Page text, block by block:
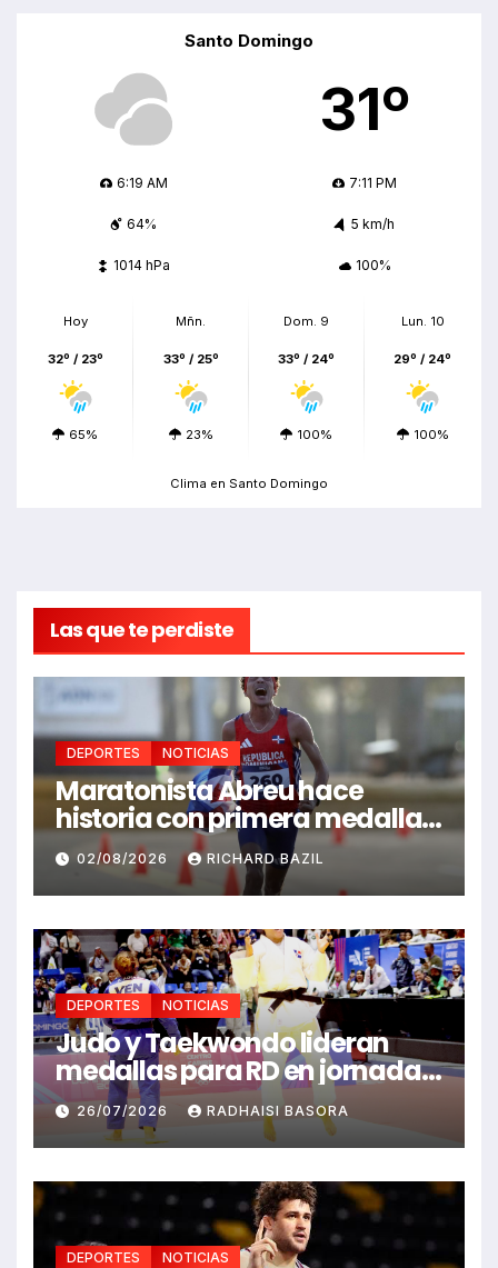
Santo Domingo
31º
6:19 AM 7:11 PM
64% 5 km/h
1014 hPa 100%
Hoy
32º / 23º
65%
Mñn.
33º / 25º
23%
Dom. 9
33º / 24º
100%
Lun. 10
29º / 24º
100%
Clima en Santo Domingo
Las que te perdiste
DEPORTES NOTICIAS
Maratonista Abreu hace
historia con primera medalla
en Juegos Santo Domingo
2026
02/08/2026 RICHARD BAZIL
DEPORTES NOTICIAS
Judo y Taekwondo lideran
medallas para RD en jornada
de Juego Santo Domingo 2026
26/07/2026 RADHAISI BASORA
DEPORTES NOTICIAS